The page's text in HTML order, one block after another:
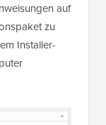
auf
zu
Installer-